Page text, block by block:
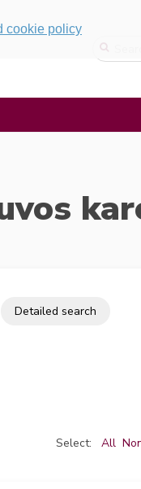
cookie policy
Detailed search
Select: All